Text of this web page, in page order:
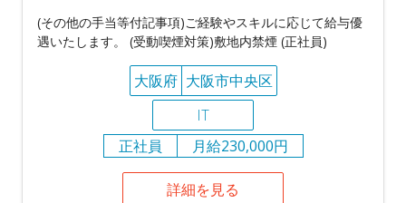
(その他の手当等付記事項)ご経験やスキルに応じて給与優
遇いたします。 (受動喫煙対策)敷地内禁煙 (正社員)
大阪府 大阪市中央区
IT
正社員
月給230,000円
詳細を見る